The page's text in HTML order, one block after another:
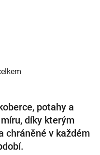
potahy a
díky kterým
chráněné v každém